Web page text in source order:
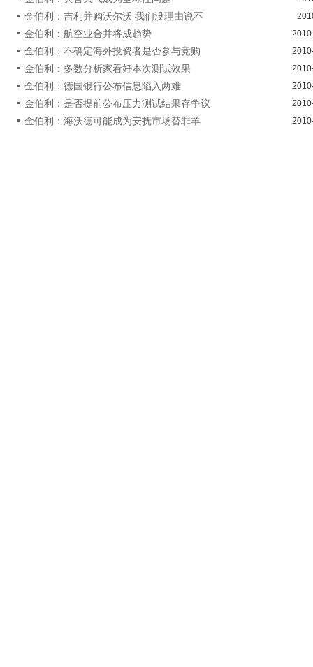
金伯利：吉利并购沃尔沃 我们没理由说不
金伯利：航空业合并将成趋势
金伯利：不确定海外投资者是否参与竞购
金伯利：多数分析家看好本次测试效果
金伯利：德国银行公布信息陷入两难
金伯利：是否提前公布压力测试结果存争议
金伯利：海沃德可能成为安抚市场替罪羊